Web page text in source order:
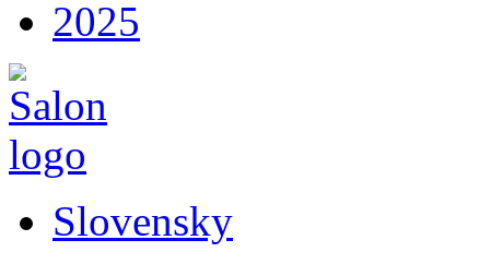
2025
Slovensky